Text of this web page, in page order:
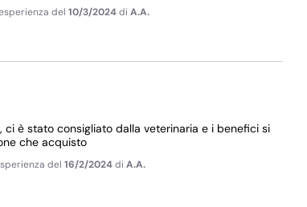
del 10/3/2024di A.A.
è stato consigliato dalla veterinaria e i benefici si
che acquisto
del 16/2/2024di A.A.